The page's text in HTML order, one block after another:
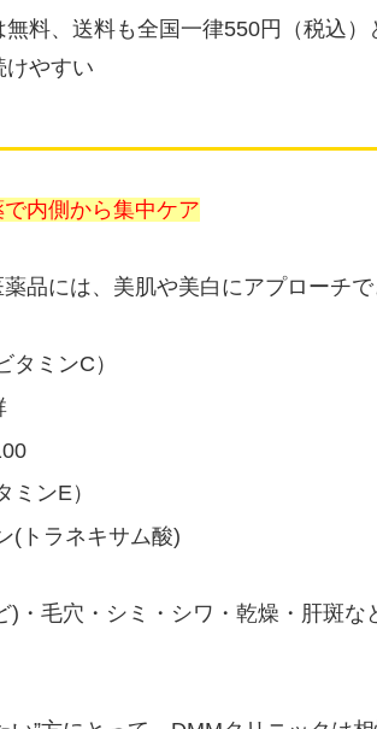
無料、送料も全国一律550円（税込
けやすい
内側から集中ケア
品には、美肌や美白にアプローチで
タミンC）
ミンE）
(トラネキサム酸)
)・毛穴・シミ・シワ・乾燥・肝斑